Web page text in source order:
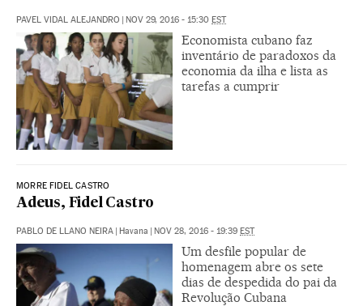
PAVEL VIDAL ALEJANDRO | NOV 29, 2016 - 15:30 EST
Economista cubano faz
inventário de paradoxos da
economia da ilha e lista as
tarefas a cumprir
MORRE FIDEL CASTRO
Adeus, Fidel Castro
PABLO DE LLANO NEIRA | Havana | NOV 28, 2016 - 19:39 EST
Um desfile popular de
homenagem abre os sete
dias de despedida do pai da
Revolução Cubana